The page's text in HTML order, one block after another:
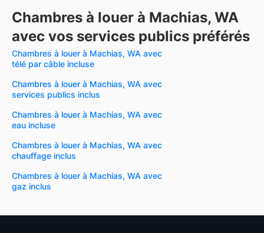
Chambres à louer à Machias, WA
avec vos services publics préférés
Chambres à louer à Machias, WA avec
télé par câble incluse
Chambres à louer à Machias, WA avec
services publics inclus
Chambres à louer à Machias, WA avec
eau incluse
Chambres à louer à Machias, WA avec
chauffage inclus
Chambres à louer à Machias, WA avec
gaz inclus